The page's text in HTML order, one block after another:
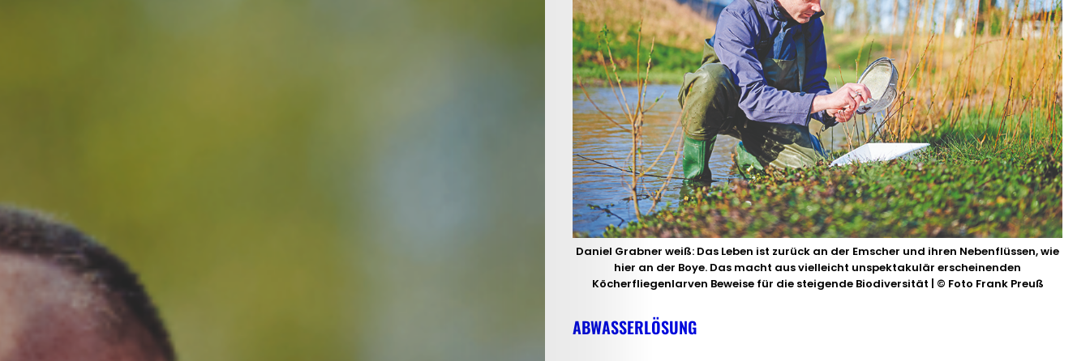
Daniel Grabner weiß: Das Leben ist zurück an der Emscher und ihren Nebenflüssen, wie
hier an der Boye. Das macht aus vielleicht unspektakulär erscheinenden
Köcherfliegenlarven Beweise für die steigende Biodiversität | © Foto Frank Preuß
ABWASSERLÖSUNG